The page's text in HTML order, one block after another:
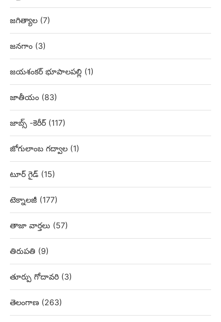
జగిత్యాల (7)
జనగాం (3)
జయశంకర్ భూపాలపల్లి (1)
జాతీయం (83)
జాబ్స్ -కెరీర్ (117)
జోగులాంబ గద్వాల (1)
టూర్ గైడ్ (15)
టెక్నాలజీ (177)
తాజా వార్తలు (57)
తిరుపతి (9)
తూర్పు గోదావరి (3)
తెలంగాణ (263)